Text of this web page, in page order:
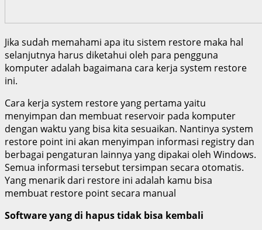
Jika sudah memahami apa itu sistem restore maka hal
selanjutnya harus diketahui oleh para pengguna
komputer adalah bagaimana cara kerja system restore
ini.
Cara kerja system restore yang pertama yaitu
menyimpan dan membuat reservoir pada komputer
dengan waktu yang bisa kita sesuaikan. Nantinya system
restore point ini akan menyimpan informasi registry dan
berbagai pengaturan lainnya yang dipakai oleh Windows.
Semua informasi tersebut tersimpan secara otomatis.
Yang menarik dari restore ini adalah kamu bisa
membuat restore point secara manual
Software yang di hapus tidak bisa kembali